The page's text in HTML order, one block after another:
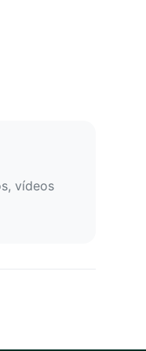
vídeos